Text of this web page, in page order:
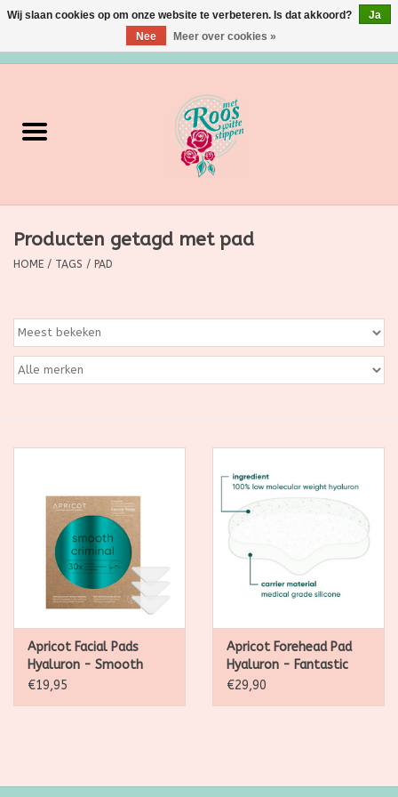
Verzorging
Grimeermateriaal
Huishoudartikelen
Ditjes & Datjes
Belgisch
Workshops
Producten getagd met pad
HOME / TAGS / PAD
Apricot Facial Pads
Hyaluron - Smooth
Criminal - 30
€19,95
Apricot Forehead Pad
Hyaluron - Fantastic
forehead - 30
€29,90
Wij slaan cookies op om onze website te verbeteren. Is dat akkoord?
Ja
Nee
Meer over cookies »